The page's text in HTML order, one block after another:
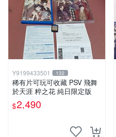
Y9199433501 132
稀有片可玩可收藏 PSV 飛舞
於天涯 粹之花 純日限定版
$2,490